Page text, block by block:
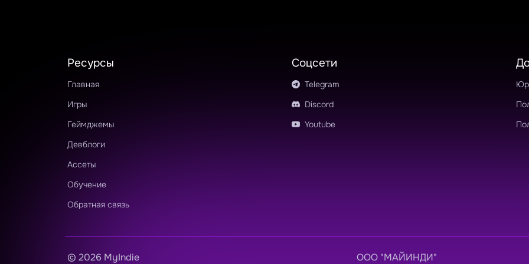
Ресурсы
Главная
Игры
Геймджемы
Девблоги
Ассеты
Обучение
Обратная связь
Соцсети
Telegram
Discord
Youtube
© 2026 MyIndie OOO "МАЙИНДИ"